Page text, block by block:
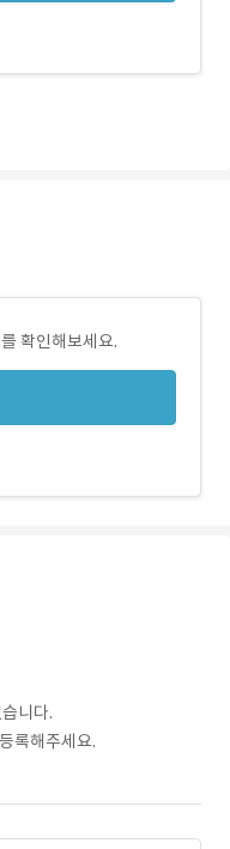
확인해보세요.
니다.
록해주세요.